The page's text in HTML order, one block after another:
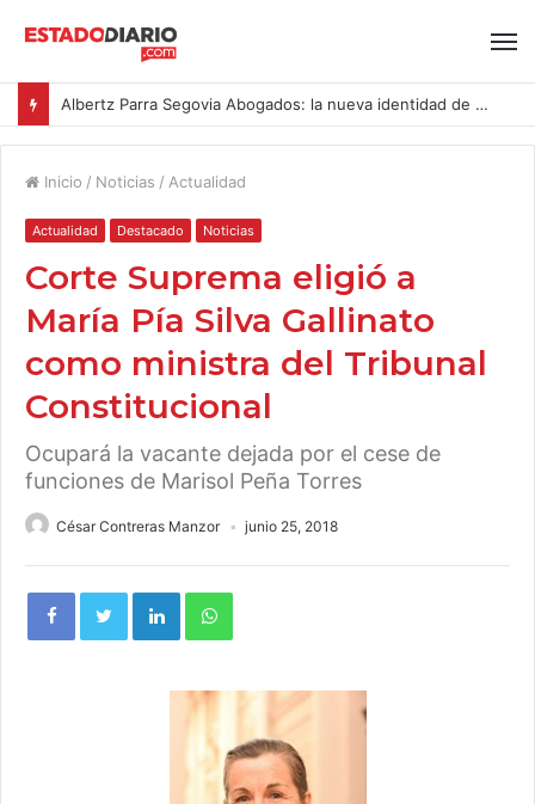
Albertz Parra Segovia Abogados: la nueva identidad de Segovia Consulting
Inicio / Noticias / Actualidad
Actualidad Destacado Noticias
Corte Suprema eligió a
María Pía Silva Gallinato
como ministra del Tribunal
Constitucional
Ocupará la vacante dejada por el cese de
funciones de Marisol Peña Torres
César Contreras Manzor junio 25, 2018